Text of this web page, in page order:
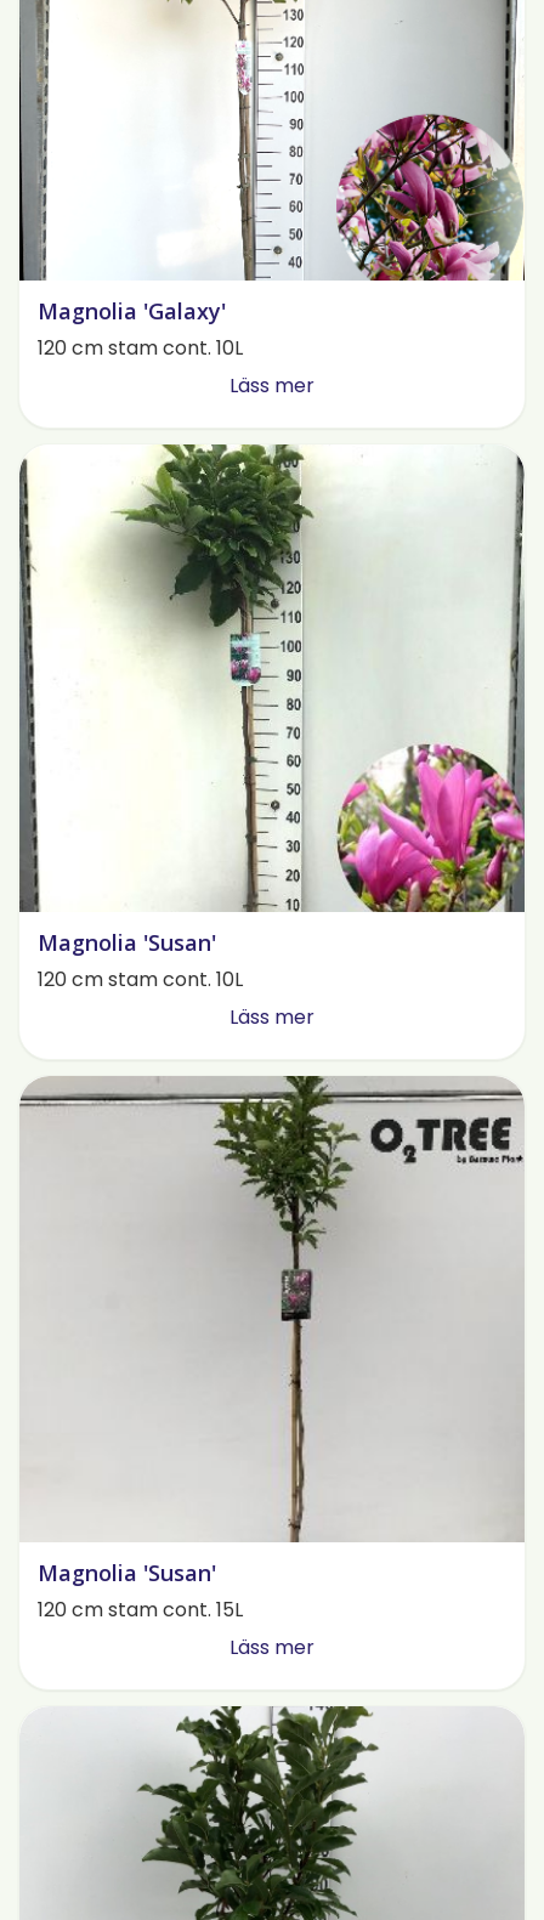
Magnolia 'Galaxy'
120 cm stam cont. 10L
Läss mer
Magnolia 'Susan'
120 cm stam cont. 10L
Läss mer
Magnolia 'Susan'
120 cm stam cont. 15L
Läss mer